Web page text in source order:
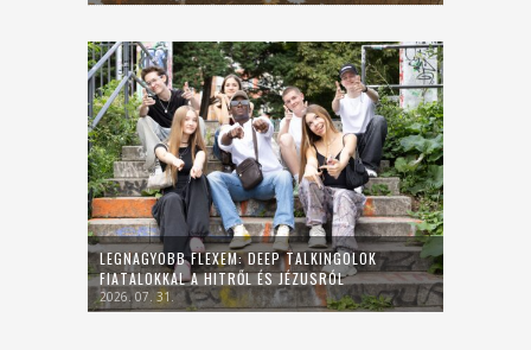
LEGNAGYOBB FLEXEM: DEEP TALKINGOLOK
FIATALOKKAL A HITRŐL ÉS JÉZUSRÓL
2026. 07. 31.